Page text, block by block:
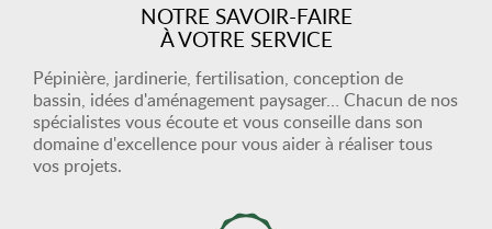
NOTRE SAVOIR-FAIRE
À VOTRE SERVICE
Pépinière, jardinerie, fertilisation, conception de
bassin, idées d'aménagement paysager… Chacun de nos
spécialistes vous écoute et vous conseille dans son
domaine d'excellence pour vous aider à réaliser tous
vos projets.